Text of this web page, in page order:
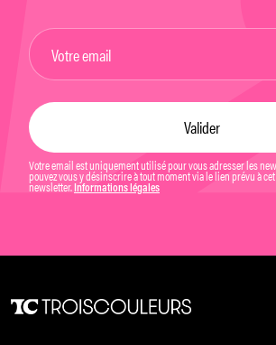
Votre email est uniquement utilisé pour vous adresser les
pouvez vous y désinscrire à tout moment via le lien prévu à
newsletter. Informations légales